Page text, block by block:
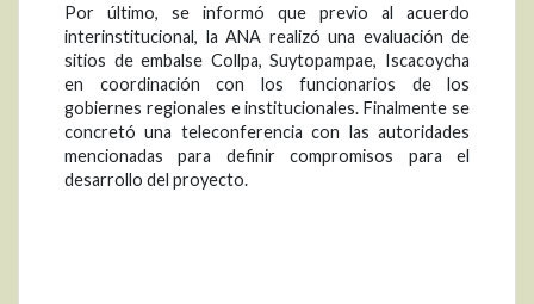
Por último, se informó que previo al acuerdo
interinstitucional, la ANA realizó una evaluación de
sitios de embalse Collpa, Suytopampae, Iscacoycha
en coordinación con los funcionarios de los
gobiernes regionales e institucionales. Finalmente se
concretó una teleconferencia con las autoridades
mencionadas para definir compromisos para el
desarrollo del proyecto.